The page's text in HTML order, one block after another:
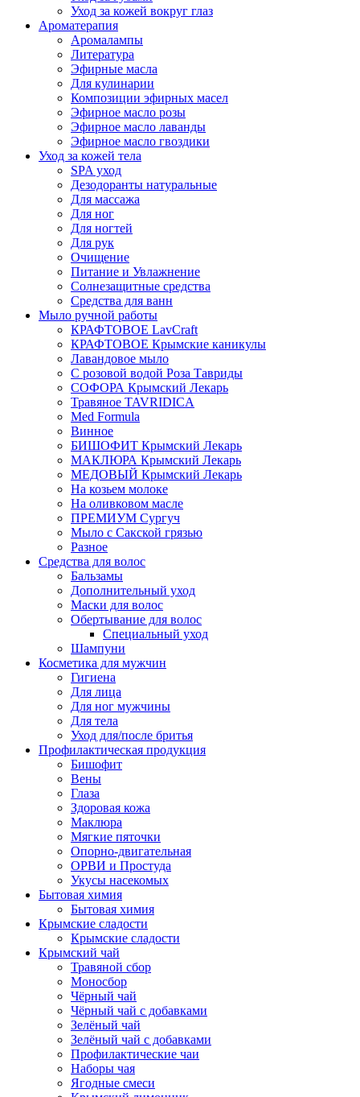
Уход за кожей вокруг глаз
Ароматерапия
Аромалампы
Литература
Эфирные масла
Для кулинарии
Композиции эфирных масел
Эфирное масло розы
Эфирное масло лаванды
Эфирное масло гвоздики
Уход за кожей тела
SPA уход
Дезодоранты натуральные
Для массажа
Для ног
Для ногтей
Для рук
Очищение
Питание и Увлажнение
Солнезащитные средства
Средства для ванн
Мыло ручной работы
КРАФТОВОЕ LavCraft
КРАФТОВОЕ Крымские каникулы
Лавандовое мыло
С розовой водой Роза Тавриды
СОФОРА Крымский Лекарь
Травяное TAVRIDICA
Med Formula
Винное
БИШОФИТ Крымский Лекарь
МАКЛЮРА Крымский Лекарь
МЕДОВЫЙ Крымский Лекарь
На козьем молоке
На оливковом масле
ПРЕМИУМ Сургуч
Мыло с Сакской грязью
Разное
Средства для волос
Бальзамы
Дополнительный уход
Маски для волос
Обертывание для волос
Специальный уход
Шампуни
Косметика для мужчин
Гигиена
Для лица
Для ног мужчины
Для тела
Уход для/после бритья
Профилактическая продукция
Бишофит
Вены
Глаза
Здоровая кожа
Маклюра
Мягкие пяточки
Опорно-двигательная
ОРВИ и Простуда
Укусы насекомых
Бытовая химия
Бытовая химия
Крымские сладости
Крымские сладости
Крымский чай
Травяной сбор
Моносбор
Чёрный чай
Чёрный чай с добавками
Зелёный чай
Зелёный чай с добавками
Профилактические чаи
Наборы чая
Ягодные смеси